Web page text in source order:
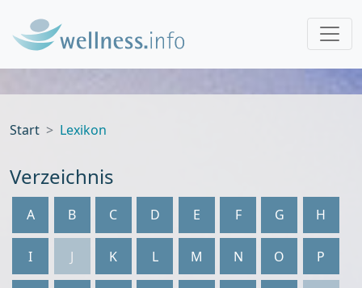
Start Lexikon
Verzeichnis
A B C D E F G H
I J K L M N O P